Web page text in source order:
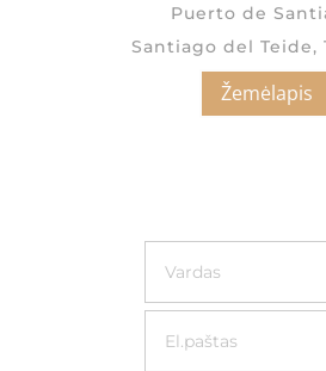
Puerto de
Santiago del Teide,
Žemėlapis